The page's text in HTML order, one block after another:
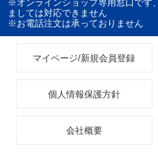
※オンラインショップ専用窓口です
ましては対応できません
※お電話注文は承っておりません
マイページ/新規会員登録
個人情報保護方針
会社概要